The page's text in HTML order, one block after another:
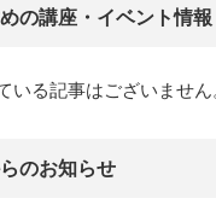
の講座・イベント情報
いる記事はございません
のお知らせ